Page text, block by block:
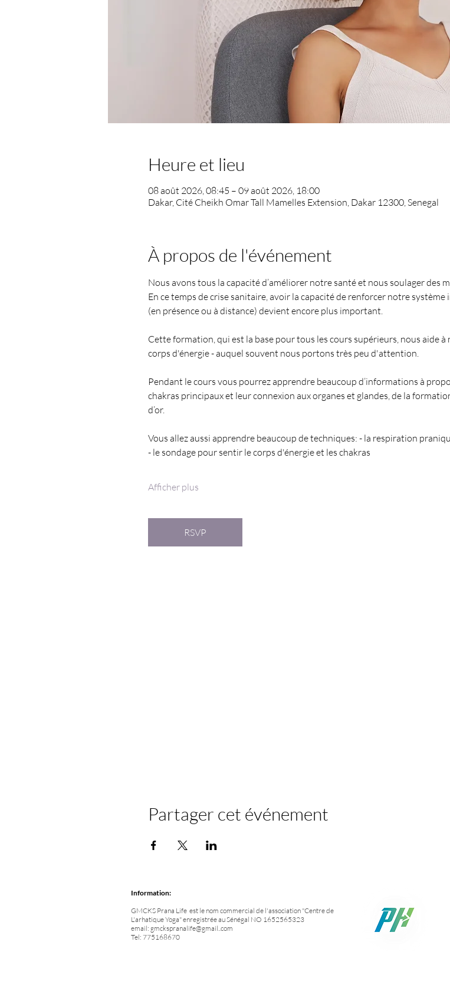
Heure et lieu
08 août 2026, 08:45 – 09 août 2026, 18:00
Dakar, Cité Cheikh Omar Tall Mamelles Extension, Dakar 12300, Senegal
À propos de l'événement
Nous avons tous la capacité d’améliorer notre santé et nous soulager des
En ce temps de crise sanitaire, avoir la capacité de renforcer notre
(en présence ou à distance) devient encore plus important.
Cette formation, qui est la base pour tous les cours supérieurs, nous aide
corps d'énergie - auquel souvent nous portons très peu d'attention.
Pendant le cours vous pourrez apprendre beaucoup d’informations à
chakras principaux et leur connexion aux organes et glandes, de la
d’or.
Vous allez aussi apprendre beaucoup de techniques: - la respiration
- le sondage pour sentir le corps d'énergie et les chakras
Afficher plus
RSVP
Partager cet événement
Information:
GMCKS Prana Life est le nom commercial de l'association "Centre de
L'arhatique Yoga" enregistrée au Sénégal NO 1652565323
email: gmckspranalife@gmail..com
Tel: 775168670